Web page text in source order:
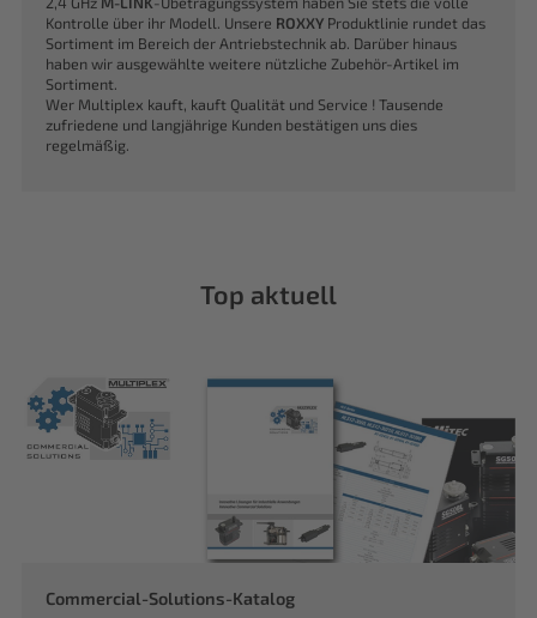
Kontrolle über ihr Modell. Unsere ROXXY Produktlinie rundet das
Sortiment im Bereich der Antriebstechnik ab. Darüber hinaus
haben wir ausgewählte weitere nützliche Zubehör-Artikel im
Sortiment.
Wer Multiplex kauft, kauft Qualität und Service ! Tausende
zufriedene und langjährige Kunden bestätigen uns dies
regelmäßig.
Top aktuell
Commercial-Solutions-Katalog